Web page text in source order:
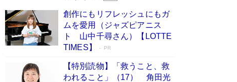
「なんで？ そんな馬鹿な……」90歳になった作
家・阿刀田高さんが、ひとり暮らしの生活を明か
す
Book Bang
グに『容疑者Xの献身』『白夜行』など代表作が
並ぶ［文庫ベストセラー］
Book Bang
創作にもリフレッシュにもガ
ムを愛用（ジャズピアニス
ト 山中千尋さん）【LOTTE
TIMES】
PR
【特別読物】「救うこと、救
われること」（17） 角田光